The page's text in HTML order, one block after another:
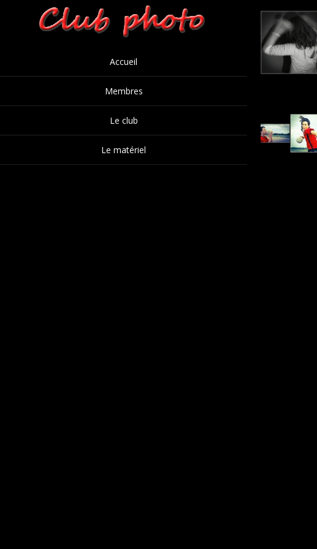
Accueil
Membres
Le club
Le matériel